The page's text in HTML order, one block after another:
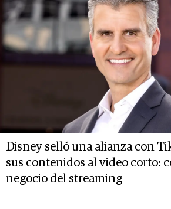
Disney selló una alianza con
sus contenidos al video corto:
negocio del streaming